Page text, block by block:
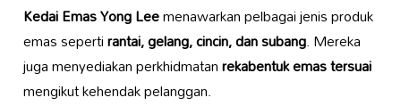
Kedai Emas Yong Leemenawarkan pelbagai jenis produk
emas sepertirantai, gelang, cincin, dan subang. Mereka
juga menyediakan perkhidmatanrekabentuk emas tersuai
mengikut kehendak pelanggan.